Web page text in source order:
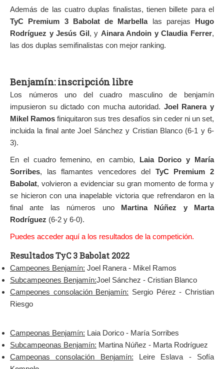
Además de las cuatro duplas finalistas, tienen billete para el
TyC Premium 3 Babolat de Marbellalas parejas Hugo
Rodríguez y Jesús Gil, y Ainara Andoin y Claudia Ferrer,
las dos duplas semifinalistas con mejor ranking.
Benjamín: inscripción libre
Los números uno del cuadro masculino de benjamín
impusieron su dictado con mucha autoridad. Joel Ranera y
Mikel Ramos finiquitaron sus tres desafíos sin ceder ni un set,
incluida la final ante Joel Sánchez y Cristian Blanco (6-1 y 6-
3).
En el cuadro femenino, en cambio, Laia Dorico y María
Sorribes, las flamantes vencedores del TyC Premium 2
Babolat, volvieron a evidenciar su gran momento de forma y
se hicieron con una inapelable victoria que refrendaron en la
final ante las números uno Martina Núñez y Marta
Rodríguez (6-2 y 6-0).
Puedes acceder aquí a los resultados de la competición.
Resultados TyC 3 Babolat 2022
Campeones Benjamín: Joel Ranera - Mikel Ramos
Subcampeones Benjamín:Joel Sánchez - Cristian Blanco
Campeones consolación Benjamín: Sergio Pérez - Christian
Riesgo
Campeonas Benjamín: Laia Dorico - María Sorribes
Subcampeonas Benjamín: Martina Núñez - Marta Rodríguez
Campeonas consolación Benjamín: Leire Eslava - Sofía